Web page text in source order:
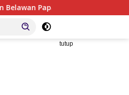
Pengungkapan Kasus,
tutup